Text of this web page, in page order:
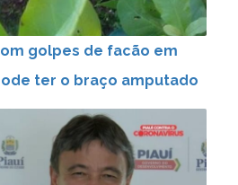
golpes de facão em
ter o braço amputado